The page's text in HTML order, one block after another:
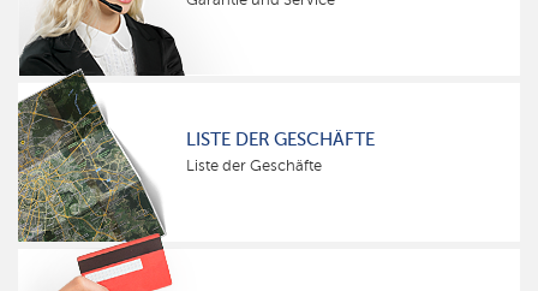
LISTE DER GESCHÄFTE
Liste der Geschäfte